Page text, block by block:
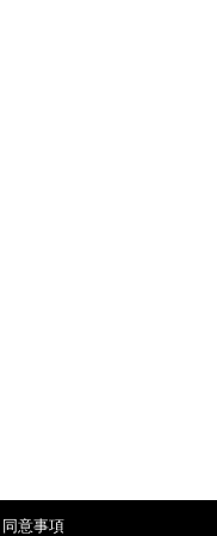
意事項